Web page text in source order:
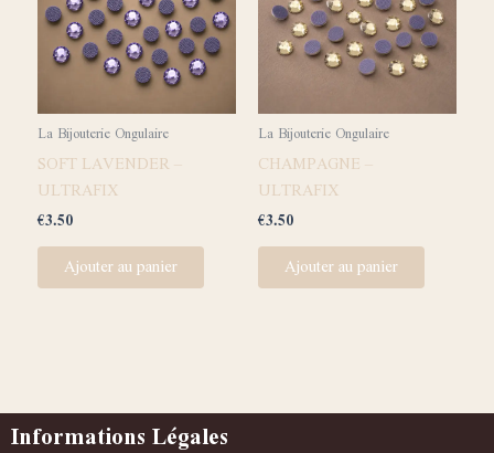
La Bijouterie Ongulaire
SOFT LAVENDER –
ULTRAFIX
€3.50
Ajouter au panier
La Bijouterie Ongulaire
CHAMPAGNE –
ULTRAFIX
€3.50
Ajouter au panier
Informations Légales